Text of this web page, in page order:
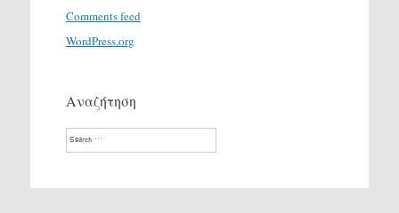
Comments feed
WordPress.org
Αναζήτηση
Search